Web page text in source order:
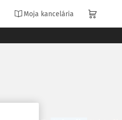
Moja kancelária